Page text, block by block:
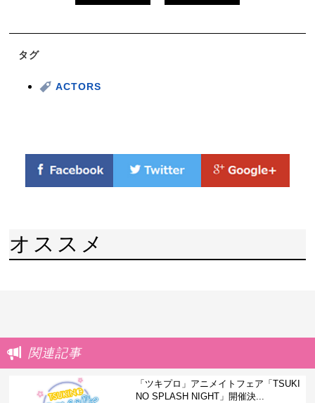
タグ
ACTORS
オススメ
関連記事
「ツキプロ」アニメイトフェア「TSUKI
NO SPLASH NIGHT」開催決...